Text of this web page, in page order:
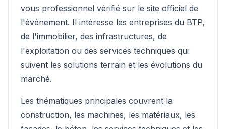
vous professionnel vérifié sur le site officiel de
l'événement. Il intéresse les entreprises du BTP,
de l'immobilier, des infrastructures, de
l'exploitation ou des services techniques qui
suivent les solutions terrain et les évolutions du
marché.
Les thématiques principales couvrent la
construction, les machines, les matériaux, les